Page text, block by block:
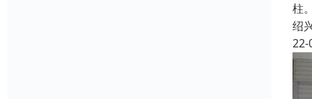
柱
绍
22-